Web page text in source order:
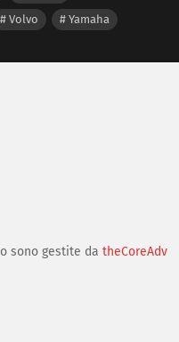
Volvo Yamaha
sono gestite da theCoreAdv